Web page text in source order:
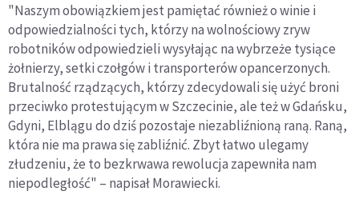
"Naszym obowiązkiem jest pamiętać również o winie i
odpowiedzialności tych, którzy na wolnościowy zryw
robotników odpowiedzieli wysyłając na wybrzeże tysiące
żołnierzy, setki czołgów i transporterów opancerzonych.
Brutalność rządzących, którzy zdecydowali się użyć broni
przeciwko protestującym w Szczecinie, ale też w Gdańsku,
Gdyni, Elblągu do dziś pozostaje niezabliźnioną raną. Raną,
która nie ma prawa się zabliźnić. Zbyt łatwo ulegamy
złudzeniu, że to bezkrwawa rewolucja zapewniła nam
niepodległość" – napisał Morawiecki.